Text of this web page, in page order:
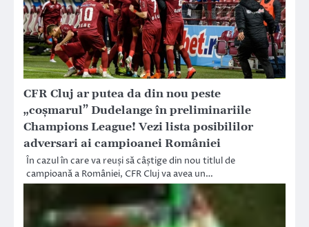
CFR Cluj ar putea da din nou peste
„coșmarul” Dudelange în preliminariile
Champions League! Vezi lista posibililor
adversari ai campioanei României
În cazul în care va reuși să câștige din nou titlul de
campioană a României, CFR Cluj va avea un…